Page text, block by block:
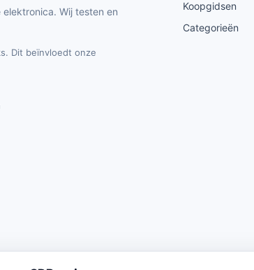
Wij testen en
Dit beïnvloedt onze
Koopgidsen
Categorieën